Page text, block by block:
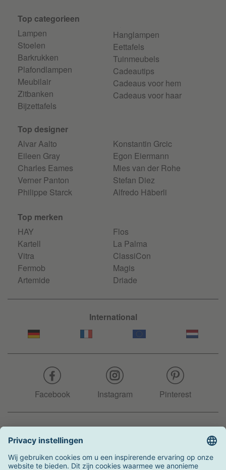
Top categorieen
Lampen
Stoelen
Barkrukken
Plafondlampen
Meubilair
Zitbanken
Bijzettafels
Hanglampen
Eettafels
Tuinmeubels
Cadeautips
Cadeaus voor hem
Cadeaus voor haar
Top designer
Alvar Aalto
Eileen Gray
Charles Eames
Verner Panton
Philippe Starck
Konstantin Grcic
Egon Eiermann
Mies van der Rohe
Stefan Diez
Alfredo Häberli
Top merken
HAY
Kartell
Vitra
Fermob
Artemide
Flos
La Palma
ClassiCon
Magis
Driade
International
Facebook Instagram Pinterest
+31 204 990 283